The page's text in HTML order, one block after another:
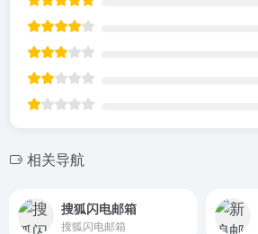
相关导航
搜狐闪电邮箱
搜狐闪电邮箱